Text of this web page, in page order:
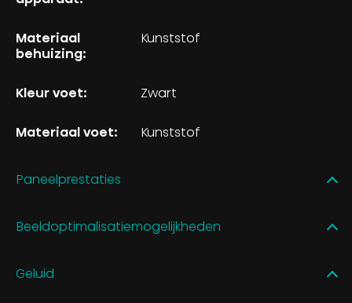
Materiaal
behuizing:
Kunststof
Kleur voet: Zwart
Materiaal voet: Kunststof
Paneelprestaties
Beeldoptimalisatiemogelijkheden
Geluid